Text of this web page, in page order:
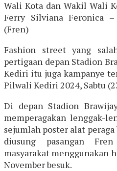
Wali Kota dan Wakil Wali
Ferry Silviana Feronica
(Fren)
Fashion street yang
pertigaan depan Stadion
Kediri itu juga kampanye
Pilwali Kediri 2024, Sabtu
Di depan Stadion
memperagakan lenggak-
sejumlah poster alat
diusung pasangan
masyarakat menggunakan
November besuk.